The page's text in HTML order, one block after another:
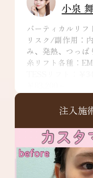
小泉
バーティカルリフ
リスク/副作用：
み、発熱、つっぱ
糸リフト各種：
TESSリフト：￥
リスク/副作用：
赤・熱感・つっ
人工真皮：
リスク/副作用：
差など
注入施